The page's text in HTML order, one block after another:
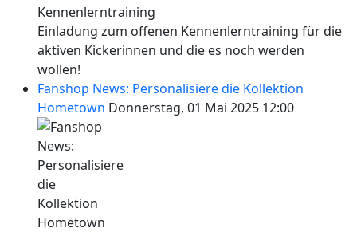
Einladung zum offenen Kennenlerntraining für die
aktiven Kickerinnen und die es noch werden
wollen!
Fanshop News: Personalisiere die Kollektion
Hometown Donnerstag, 01 Mai 2025 12:00